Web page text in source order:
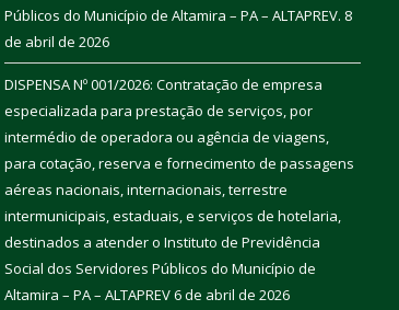
Públicos do Município de Altamira – PA – ALTAPREV. 8
de abril de 2026
DISPENSA Nº 001/2026: Contratação de empresa
especializada para prestação de serviços, por
intermédio de operadora ou agência de viagens,
para cotação, reserva e fornecimento de passagens
aéreas nacionais, internacionais, terrestre
intermunicipais, estaduais, e serviços de hotelaria,
destinados a atender o Instituto de Previdência
Social dos Servidores Públicos do Município de
Altamira – PA – ALTAPREV6 de abril de 2026